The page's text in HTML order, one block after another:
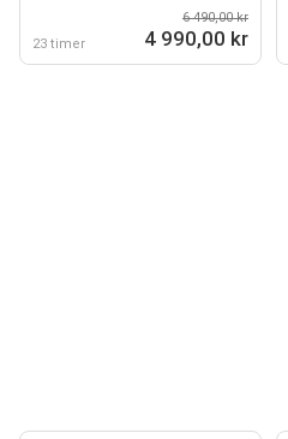
23 timer
6 490,00 kr
4 990,00 kr